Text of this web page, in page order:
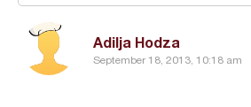
Adilja Hodza
September 18, 2013, 10:18 am